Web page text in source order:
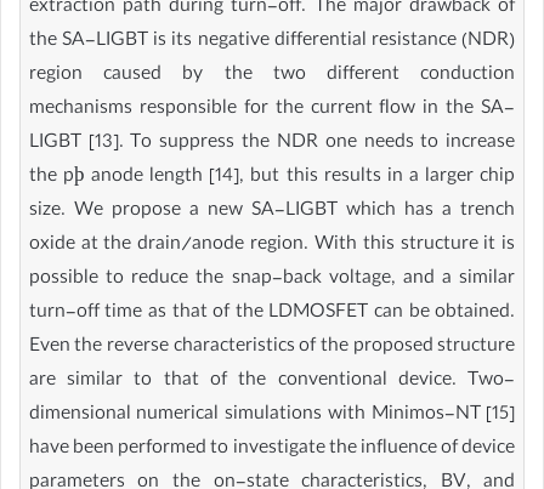
extraction path during turn-off. The major drawback of
the SA-LIGBT is its negative differential resistance (NDR)
region caused by the two different conduction
mechanisms responsible for the current flow in the SA-
LIGBT [13]. To suppress the NDR one needs to increase
the pþ anode length [14], but this results in a larger chip
size. We propose a new SA-LIGBT which has a trench
oxide at the drain/anode region. With this structure it is
possible to reduce the snap-back voltage, and a similar
turn-off time as that of the LDMOSFET can be obtained.
Even the reverse characteristics of the proposed structure
are similar to that of the conventional device. Two-
dimensional numerical simulations with Minimos-NT [15]
have been performed to investigate the influence of device